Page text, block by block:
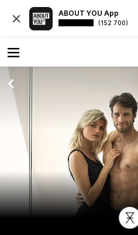
ABOUT YOU App
(152 700)